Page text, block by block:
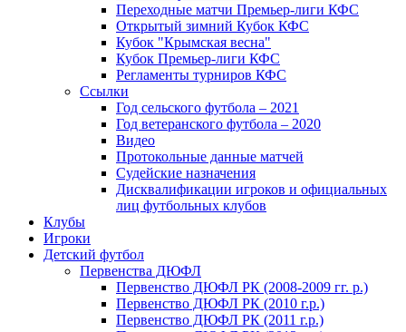
Переходные матчи Премьер-лиги КФС
Открытый зимний Кубок КФС
Кубок "Крымская весна"
Кубок Премьер-лиги КФС
Регламенты турниров КФС
Ссылки
Год сельского футбола – 2021
Год ветеранского футбола – 2020
Видео
Протокольные данные матчей
Судейские назначения
Дисквалификации игроков и официальных
лиц футбольных клубов
Клубы
Игроки
Детский футбол
Первенства ДЮФЛ
Первенство ДЮФЛ РК (2008-2009 гг. р.)
Первенство ДЮФЛ РК (2010 г.р.)
Первенство ДЮФЛ РК (2011 г.р.)